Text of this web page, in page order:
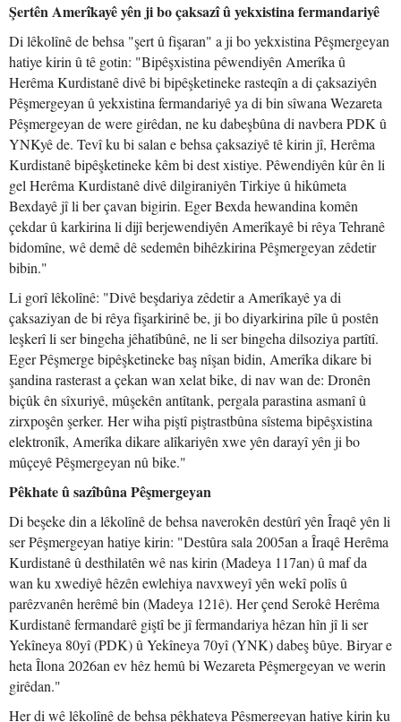
Şertên Amerîkayê yên ji bo çaksazî û yekxistina fermandariyê
Di lêkolînê de behsa "şert û fişaran" a ji bo yekxistina Pêşmergeyan
hatiye kirin û tê gotin: "Bipêşxistina pêwendiyên Amerîka û
Herêma Kurdistanê divê bi bipêşketineke rasteqîn a di çaksaziyên
Pêşmergeyan û yekxistina fermandariyê ya di bin sîwana Wezareta
Pêşmergeyan de were girêdan, ne ku dabeşbûna di navbera PDK û
YNKyê de. Tevî ku bi salan e behsa çaksaziyê tê kirin jî, Herêma
Kurdistanê bipêşketineke kêm bi dest xistiye. Pêwendiyên kûr ên li
gel Herêma Kurdistanê divê dilgiraniyên Tirkiye û hikûmeta
Bexdayê jî li ber çavan bigirin. Eger Bexda hewandina komên
çekdar û karkirina li dijî berjewendiyên Amerîkayê bi rêya Tehranê
bidomîne, wê demê dê sedemên bihêzkirina Pêşmergeyan zêdetir
bibin."
Li gorî lêkolînê: "Divê beşdariya zêdetir a Amerîkayê ya di
çaksaziyan de bi rêya fişarkirinê be, ji bo diyarkirina pîle û postên
leşkerî li ser bingeha jêhatîbûnê, ne li ser bingeha dilsoziya partîtî.
Eger Pêşmerge bipêşketineke baş nîşan bidin, Amerîka dikare bi
şandina rasterast a çekan wan xelat bike, di nav wan de: Dronên
biçûk ên sîxuriyê, mûşekên antîtank, pergala parastina asmanî û
zirxpoşên şerker. Her wiha piştî piştrastbûna sîstema bipêşxistina
elektronîk, Amerîka dikare alîkariyên xwe yên darayî yên ji bo
mûçeyê Pêşmergeyan nû bike."
Pêkhate û sazîbûna Pêşmergeyan
Di beşeke din a lêkolînê de behsa naverokên destûrî yên Îraqê yên li
ser Pêşmergeyan hatiye kirin: "Destûra sala 2005an a Îraqê Herêma
Kurdistanê û desthilatên wê nas kirin (Madeya 117an) û maf da
wan ku xwediyê hêzên ewlehiya navxweyî yên wekî polîs û
parêzvanên herêmê bin (Madeya 121ê). Her çend Serokê Herêma
Kurdistanê fermandarê giştî be jî fermandariya hêzan hîn jî li ser
Yekîneya 80yî (PDK) û Yekîneya 70yî (YNK) dabeş bûye. Biryar e
heta Îlona 2026an ev hêz hemû bi Wezareta Pêşmergeyan ve werin
girêdan."
Her di wê lêkolînê de behsa pêkhateya Pêşmergeyan hatiye kirin ku